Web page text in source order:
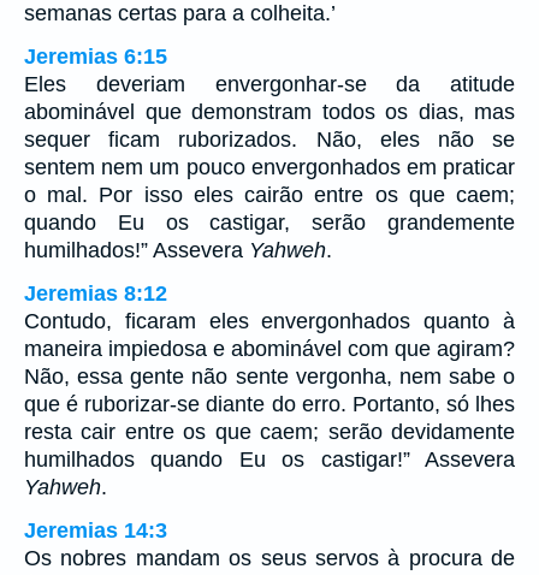
semanas certas para a colheita.’
Jeremias 6:15
Eles deveriam envergonhar-se da atitude
abominável que demonstram todos os dias, mas
sequer ficam ruborizados. Não, eles não se
sentem nem um pouco envergonhados em praticar
o mal. Por isso eles cairão entre os que caem;
quando Eu os castigar, serão grandemente
humilhados!” Assevera Yahweh.
Jeremias 8:12
Contudo, ficaram eles envergonhados quanto à
maneira impiedosa e abominável com que agiram?
Não, essa gente não sente vergonha, nem sabe o
que é ruborizar-se diante do erro. Portanto, só lhes
resta cair entre os que caem; serão devidamente
humilhados quando Eu os castigar!” Assevera
Yahweh.
Jeremias 14:3
Os nobres mandam os seus servos à procura de